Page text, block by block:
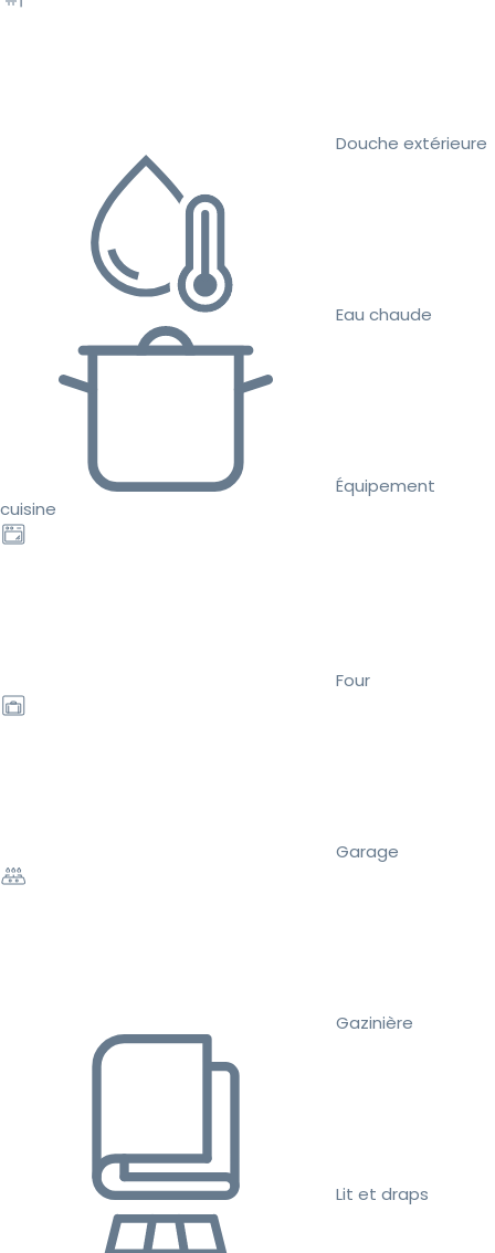
Douche extérieure
Eau chaude
Équipement
cuisine
Four
Garage
Gazinière
Lit et draps